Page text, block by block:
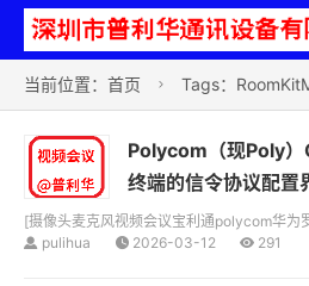
当前位置： 首页  Tags：
Polycom（现Poly
终端的信令协议配
[摄像头麦克风视频会议宝利通polycom华为
pulihua
2026-03-12 291